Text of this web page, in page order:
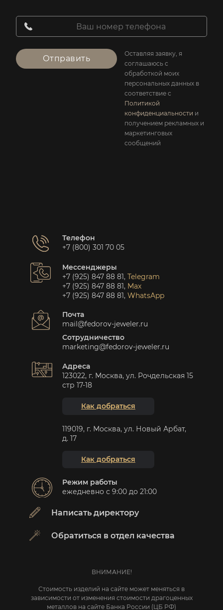
Отправить
Оставляя заявку, я
соглашаюсь с
обработкой моих
персональных данных в
соответствие с
Политикой
конфиденциальности и
получением рекламных и
маркетинговых
сообщений
Телефон
+7 (800) 301 70 05
Мессенджеры
+7 (925) 847 88 81, Telegram
+7 (925) 847 88 81, Max
+7 (925) 847 88 81, WhatsApp
Почта
mail@fedorov-jeweler.ru
Сотрудничество
marketing@fedorov-jeweler.ru
Адреса
123022, г. Москва, ул. Рочдельская 15
стр 17-18
Как добраться
119019, г. Москва, ул. Новый Арбат,
д. 17
Как добраться
Режим работы
ежедневно с 9:00 до 21:00
Написать директору
Обратиться в отдел качества
ВНИМАНИЕ!
Стоимость изделий на сайте может меняться в
зависимости от изменения стоимости драгоценных
металлов на сайте Банка России (ЦБ РФ)